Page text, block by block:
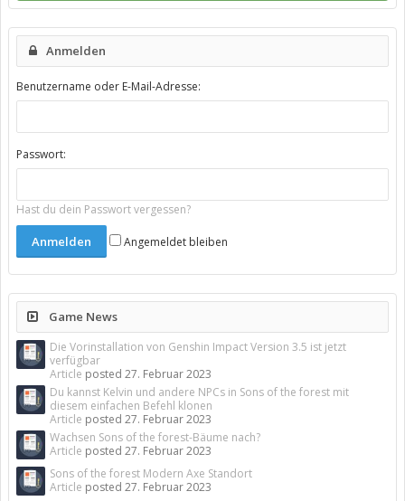
Anmelden
Benutzername oder E-Mail-Adresse:
Passwort:
Hast du dein Passwort vergessen?
Angemeldet bleiben
Game News
Die Vorinstallation von Genshin Impact Version 3.5 ist jetzt
verfügbar
Article posted 27. Februar 2023
Du kannst Kelvin und andere NPCs in Sons of the forest mit
diesem einfachen Befehl klonen
Article posted 27. Februar 2023
Wachsen Sons of the forest-Bäume nach?
Article posted 27. Februar 2023
Sons of the forest Modern Axe Standort
Article posted 27. Februar 2023